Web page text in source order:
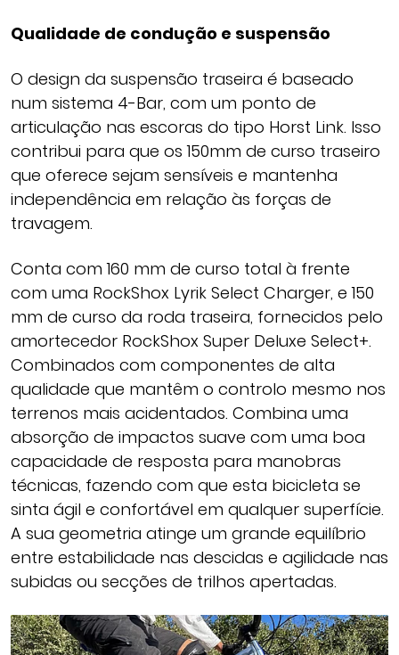
Qualidade de condução e suspensão
O design da suspensão traseira é baseado
num sistema 4-Bar, com um ponto de
articulação nas escoras do tipo Horst Link. Isso
contribui para que os 150mm de curso traseiro
que oferece sejam sensíveis e mantenha
independência em relação às forças de
travagem.
Conta com 160 mm de curso total à frente
com uma RockShox Lyrik Select Charger, e 150
mm de curso da roda traseira, fornecidos pelo
amortecedor RockShox Super Deluxe Select+.
Combinados com componentes de alta
qualidade que mantêm o controlo mesmo nos
terrenos mais acidentados. Combina uma
absorção de impactos suave com uma boa
capacidade de resposta para manobras
técnicas, fazendo com que esta bicicleta se
sinta ágil e confortável em qualquer superfície.
A sua geometria atinge um grande equilíbrio
entre estabilidade nas descidas e agilidade nas
subidas ou secções de trilhos apertadas.